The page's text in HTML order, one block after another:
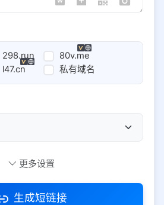
298.run
80v.me
l47.cn 私有域名
更多设置
生成短链接